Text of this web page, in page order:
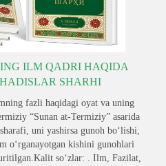
ILM QADRI HAQIDA
SHARHI
fazli haqidagi oyat va uning
“Sunan at-Termiziy” asarida
uni yashirsa gunoh bo‘lishi,
o‘rganayotgan kishini gunohlari
so‘zlar: . Ilm, Fazilat,